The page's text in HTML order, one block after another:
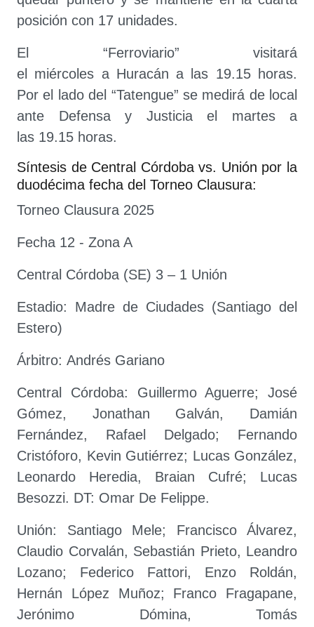
posición con 17 unidades.
El “Ferroviario” visitará
el miércoles a Huracán a las 19.15 horas.
Por el lado del “Tatengue” se medirá de local
ante Defensa y Justicia el martes a
las 19.15 horas.
Síntesis de Central Córdoba vs. Unión por la
duodécima fecha del Torneo Clausura:
Torneo Clausura 2025
Fecha 12 - Zona A
Central Córdoba (SE) 3 – 1 Unión
Estadio: Madre de Ciudades (Santiago del
Estero)
Árbitro: Andrés Gariano
Central Córdoba: Guillermo Aguerre; José
Gómez, Jonathan Galván, Damián
Fernández, Rafael Delgado; Fernando
Cristóforo, Kevin Gutiérrez; Lucas González,
Leonardo Heredia, Braian Cufré; Lucas
Besozzi. DT: Omar De Felippe.
Unión: Santiago Mele; Francisco Álvarez,
Claudio Corvalán, Sebastián Prieto, Leandro
Lozano; Federico Fattori, Enzo Roldán,
Hernán López Muñoz; Franco Fragapane,
Jerónimo Dómina, Tomás